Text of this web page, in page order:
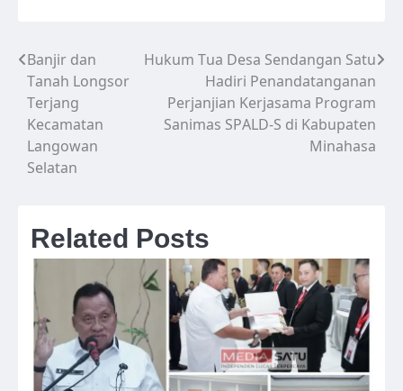
Navigasi
pos
Banjir dan
Tanah Longsor
Terjang
Kecamatan
Langowan
Selatan
Hukum Tua Desa Sendangan Satu
Hadiri Penandatanganan
Perjanjian Kerjasama Program
Sanimas SPALD-S di Kabupaten
Minahasa
Related Posts